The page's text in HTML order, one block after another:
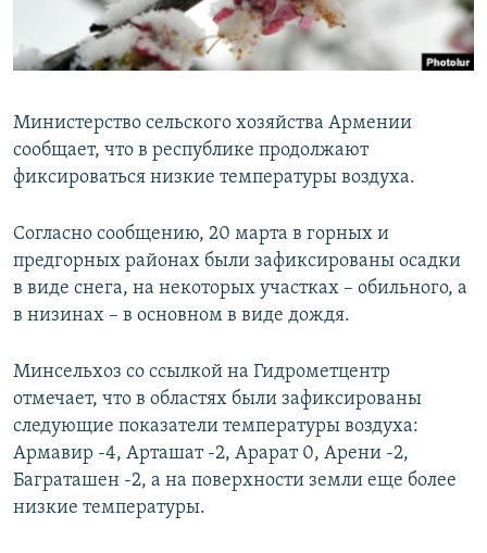
Հայերեն
English
Русский
Все сайты Радио Азатутюн
Министерство сельского хозяйства Армении
сообщает, что в республике продолжают
фиксироваться низкие температуры воздуха.
Согласно сообщению, 20 марта в горных и
предгорных районах были зафиксированы осадки
в виде снега, на некоторых участках – обильного, а
в низинах – в основном в виде дождя.
Минсельхоз со ссылкой на Гидрометцентр
отмечает, что в областях были зафиксированы
следующие показатели температуры воздуха:
Армавир -4, Арташат -2, Арарат 0, Арени -2,
Баграташен -2, а на поверхности земли еще более
низкие температуры.